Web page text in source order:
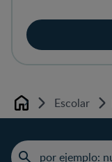
Home Escolar